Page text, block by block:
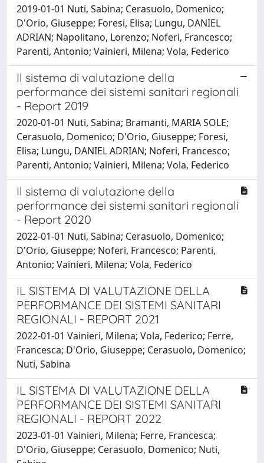
2019-01-01 Nuti, Sabina; Cerasuolo, Domenico;
D'Orio, Giuseppe; Foresi, Elisa; Lungu, DANIEL
ADRIAN; Napolitano, Lorenzo; Noferi, Francesco;
Parenti, Antonio; Vainieri, Milena; Vola, Federico
Il sistema di valutazione della
performance dei sistemi sanitari regionali
- Report 2019
2020-01-01 Nuti, Sabina; Bramanti, MARIA SOLE;
Cerasuolo, Domenico; D'Orio, Giuseppe; Foresi,
Elisa; Lungu, DANIEL ADRIAN; Noferi, Francesco;
Parenti, Antonio; Vainieri, Milena; Vola, Federico
Il sistema di valutazione della
performance dei sistemi sanitari regionali
- Report 2020
2022-01-01 Nuti, Sabina; Cerasuolo, Domenico;
D'Orio, Giuseppe; Noferi, Francesco; Parenti,
Antonio; Vainieri, Milena; Vola, Federico
IL SISTEMA DI VALUTAZIONE DELLA
PERFORMANCE DEI SISTEMI SANITARI
REGIONALI - REPORT 2021
2022-01-01 Vainieri, Milena; Vola, Federico; Ferre,
Francesca; D'Orio, Giuseppe; Cerasuolo, Domenico;
Nuti, Sabina
IL SISTEMA DI VALUTAZIONE DELLA
PERFORMANCE DEI SISTEMI SANITARI
REGIONALI - REPORT 2022
2023-01-01 Vainieri, Milena; Ferre, Francesca;
D'Orio, Giuseppe; Cerasuolo, Domenico; Nuti,